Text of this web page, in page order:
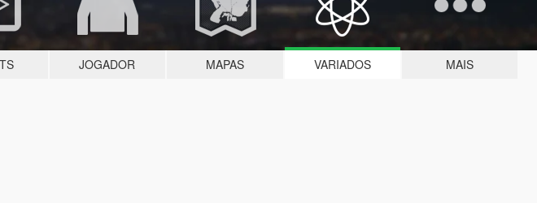
JOGADOR MAPAS VARIADOS MAIS